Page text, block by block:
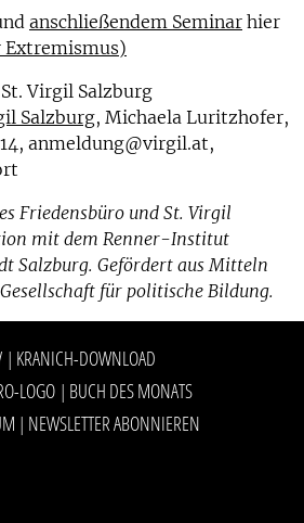
anschließendem Seminar hier
Extremismus)
St. Virgil Salzburg
Salzburg, Michaela Luritzhofer,
anmeldung@virgil.at,
Friedensbüro und St. Virgil
mit dem Renner-Institut
Salzburg. Gefördert aus Mitteln
für politische Bildung.
| KRANICH-DOWNLOAD
LOGO | BUCH DES MONATS
| NEWSLETTER ABONNIEREN